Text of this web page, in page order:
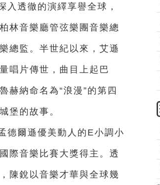
透徹的演繹享譽全球，
林音樂廳管弦樂團音樂總
總監。半世紀以來，艾遜
唱片傳世，曲目上起巴
赫納命名為“浪漫”的第四
堡的故事。
德爾遜優美動人的E小調小
際音樂比賽大獎得主。透
陳銳以音樂才華與全球幾